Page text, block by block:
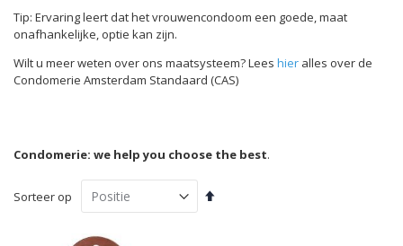
Tip: Ervaring leert dat het vrouwencondoom een goede, maat
onafhankelijke, optie kan zijn.
Wilt u meer weten over ons maatsysteem? Lees hier alles over de
Condomerie Amsterdam Standaard (CAS)
Condomerie: we help you choose the best.
Sorteer op
Van